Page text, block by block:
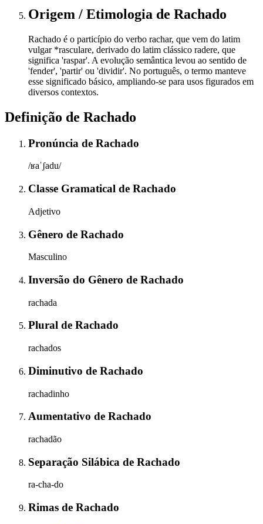
Origem / Etimologia de Rachado
Rachado é o particípio do verbo rachar, que vem do latim
vulgar *rasculare, derivado do latim clássico radere, que
significa 'raspar'. A evolução semântica levou ao sentido de
'fender', 'partir' ou 'dividir'. No português, o termo manteve
esse significado básico, ampliando-se para usos figurados em
diversos contextos.
Definição de Rachado
Pronúncia de Rachado
/ʁaˈʃadu/
Classe Gramatical de Rachado
Adjetivo
Gênero de Rachado
Masculino
Inversão do Gênero de Rachado
rachada
Plural de Rachado
rachados
Diminutivo de Rachado
rachadinho
Aumentativo de Rachado
rachadão
Separação Silábica de Rachado
ra-cha-do
Rimas de Rachado